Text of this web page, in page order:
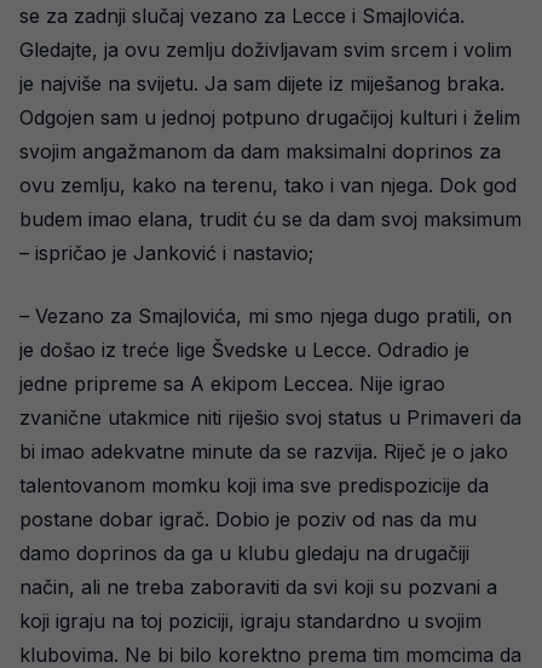
se za zadnji slučaj vezano za Lecce i Smajlovića.
Gledajte, ja ovu zemlju doživljavam svim srcem i volim
je najviše na svijetu. Ja sam dijete iz miješanog braka.
Odgojen sam u jednoj potpuno drugačijoj kulturi i želim
svojim angažmanom da dam maksimalni doprinos za
ovu zemlju, kako na terenu, tako i van njega. Dok god
budem imao elana, trudit ću se da dam svoj maksimum
– ispričao je Janković i nastavio;
– Vezano za Smajlovića, mi smo njega dugo pratili, on
je došao iz treće lige Švedske u Lecce. Odradio je
jedne pripreme sa A ekipom Leccea. Nije igrao
zvanične utakmice niti riješio svoj status u Primaveri da
bi imao adekvatne minute da se razvija. Riječ je o jako
talentovanom momku koji ima sve predispozicije da
postane dobar igrač. Dobio je poziv od nas da mu
damo doprinos da ga u klubu gledaju na drugačiji
način, ali ne treba zaboraviti da svi koji su pozvani a
koji igraju na toj poziciji, igraju standardno u svojim
klubovima. Ne bi bilo korektno prema tim momcima da